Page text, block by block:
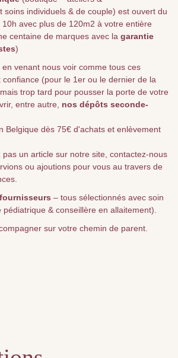
soins individuels & de couple) est ouvert du
avec plus de 120m2 à votre entière
centaine de marques avec la garantie
)
en venant nous voir comme tous ces
(pour le 1er ou le dernier de la
trop tard pour pousser la porte de votre
entre autre, nos dépôts seconde-
Belgique dès 75€ d'achats et enlèvement
un article sur notre site, contactez-nous
ou ajoutions pour vous au travers de
– tous sélectionnés avec soin
& conseillère en allaitement).
sur votre chemin de parent.